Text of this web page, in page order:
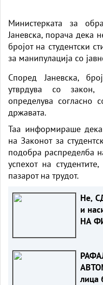
Министерката за
Јаневска, порача
бројот на студентски
за манипулација со
Според Јаневска,
утврдува со закон,
определува согласно
државата.
Таа информираше
на Законот за
подобра распределба
успехот на
пазарот на трудот.
Не,
и
НА
лица